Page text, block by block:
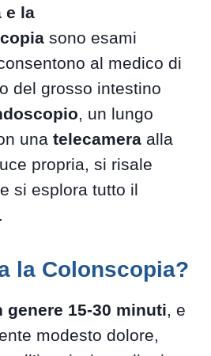
e la
sono esami
al medico di
del grosso intestino
, un lungo
unatelecamera alla
propria, si risale
si esplora tutto il
la Colonscopia?
genere 15-30 minuti, e
modesto dolore,